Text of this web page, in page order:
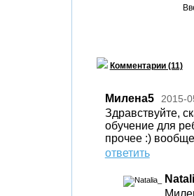
Комментарии (11)
Милена5 2015-
Здравствуйте,
обучение для
прочее :)
ответить